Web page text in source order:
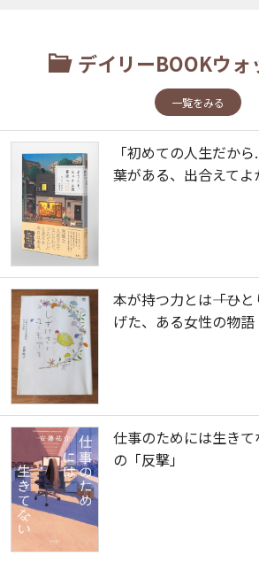
デイリーBOOKウォ
一覧をみる
「初めての人生だか
葉がある、出合えてよ
本が持つ力とは――「ひ
げた、ある女性の物語
仕事のためには生き
の「反撃」